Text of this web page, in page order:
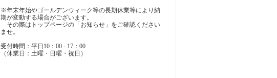
※年末年始やゴールデンウィーク等の長期休業等により納
期が変動する場合がございます。
その際はトップページの「お知らせ」をご確認ください
ませ。
受付時間：平日10：00 - 17：00
（休業日：土曜・日曜・祝日）